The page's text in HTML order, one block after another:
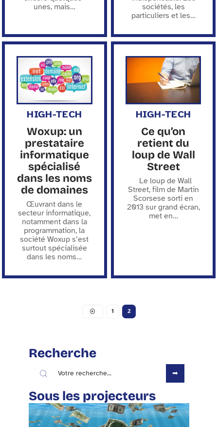
unes, mais…
sociétés, les
particuliers et les…
HIGH-TECH
Woxup: un
prestataire
informatique
spécialisé
dans les noms
de domaines
Œuvrant dans le
secteur informatique,
notamment dans la
programmation, la
société Woxup s’est
surtout spécialisée
dans les noms…
HIGH-TECH
Ce qu’on
retient du
loup de Wall
Street
Le loup de Wall
Street, film de Martin
Scorsese sorti en
2013 sur grand écran,
met en…
1 2
Recherche
Sous les projecteurs